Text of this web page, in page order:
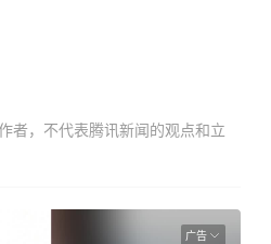
者，不代表腾讯新闻的观点和立
广告